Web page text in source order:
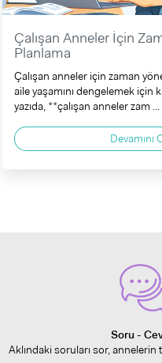
Çalışan Anneler İçin
Planlama
Çalışan anneler için zaman
aile yaşamını dengelemek için
yazıda, **çalışan anneler zam ...
Devamını
Soru -
Aklındaki soruları sor,